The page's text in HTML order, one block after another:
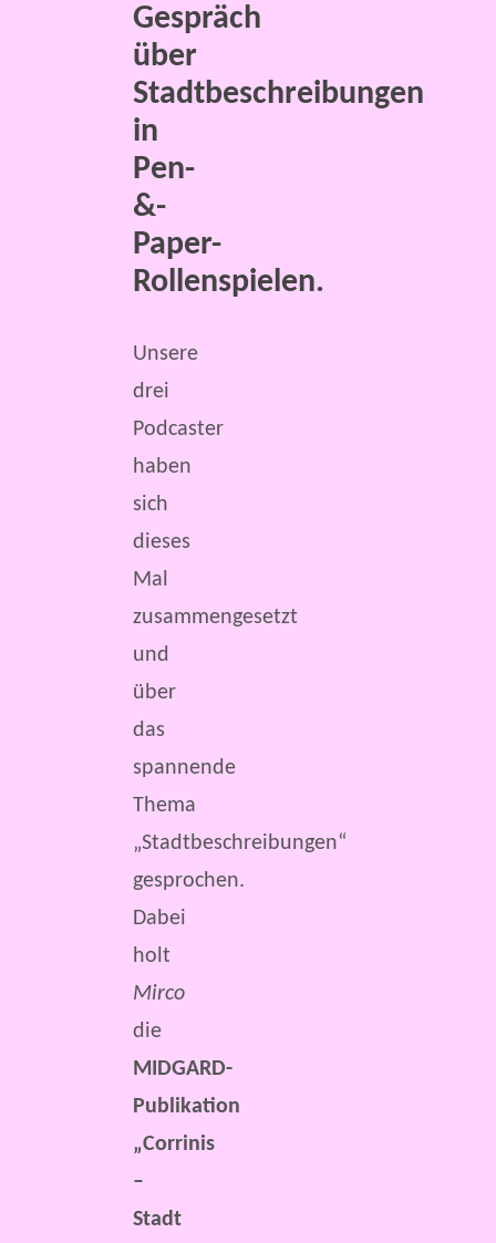
Gespräch
über
Stadtbeschreibungen
in
Pen-
&-
Paper-
Rollenspielen.
Unsere
drei
Podcaster
haben
sich
dieses
Mal
zusammengesetzt
und
über
das
spannende
Thema
„Stadtbeschreibungen“
gesprochen.
Dabei
holt
Mirco
die
MIDGARD-
Publikation
„Corrinis
–
Stadt